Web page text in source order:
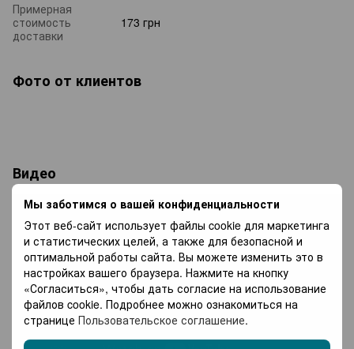
Мы заботимся о вашей конфиденциальности
Этот веб-сайт использует файлы cookie для маркетинга
и статистических целей, а также для безопасной и
оптимальной работы сайта. Вы можете изменить это в
настройках вашего браузера. Нажмите на кнопку
«Согласиться», чтобы дать согласие на использование
файлов cookie. Подробнее можно ознакомиться на
странице Пользовательское соглашение.
Примерная
стоимость
доставки
173 грн
Фото от клиентов
Видео